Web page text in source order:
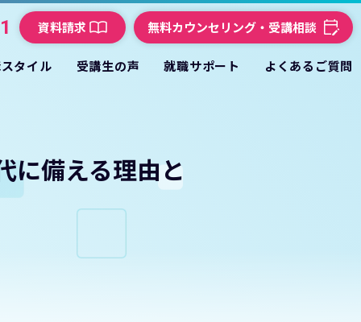
タイル 受講生の声 就職サポート よくあるご質問
資料請求 無料カウンセリング・受講相談
に備える理由と